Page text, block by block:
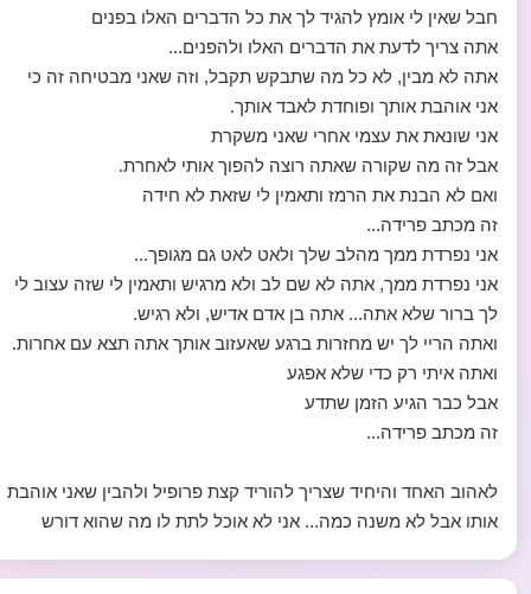
חבל שאין לי אומץ להגיד לך את כל הדברים האלו בפנים
אתה צריך לדעת את הדברים האלו ולהפנים...
אתה לא מבין, לא כל מה שתבקש תקבל, וזה שאני מבטיחה זה כי
אני אוהבת אותך ופוחדת לאבד אותך.
אני שונאת את עצמי אחרי שאני משקרת
אבל זה מה שקורה שאתה רוצה להפוך אותי לאחרת.
ואם לא הבנת את הרמז ותאמין לי שזאת לא חידה
זה מכתב פרידה...
אני נפרדת ממך מהלב שלך ולאט לאט גם מגופך...
אני נפרדת ממך, אתה לא שם לב ולא מרגיש ותאמין לי שזה עצוב לי
לך ברור שלא אתה... אתה בן אדם אדיש, ולא רגיש.
ואתה הריי לך יש מחזרות ברגע שאעזוב אותך אתה תצא עם אחרות.
ואתה איתי רק כדי שלא אפגע
אבל כבר הגיע הזמן שתדע
זה מכתב פרידה...
לאהוב האחד והיחיד שצריך להוריד קצת פרופיל ולהבין שאני אוהבת
אותו אבל לא משנה כמה... אני לא אוכל לתת לו מה שהוא דורש